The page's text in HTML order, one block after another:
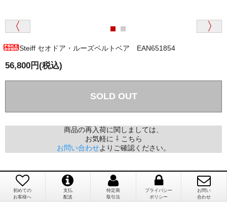
商品が届くまでにはどのくらいの期間がかかります
か？
国内で一度検品をしますので、決済確認後、２～４
週間でのお届けとなります。
（稀に、通関手続き等に時間がかかり、納期が遅れる
注文のキャンセルは可能ですか？
お取り寄せ商品となっておりますため、仕入先へ発
注後のキャンセルは受け付けかねます。
兵庫県 A・K 様 （女性）
「ベアちゃんの紹介分が丁寧に書かれていたこ
と（いつの作品など）」
埼玉県 K・I 様 （女性）
「購入してから商品到着までメールを何度か頂
Steiff セオドア・ルーズベルトベア EAN651854
56,800円(税込)
SOLD OUT
商品の再入荷に関しましては、
お気軽に ⇩ こちら
お問い合わせよりご確認ください。
初めての
お客様へ
支払
配送
特定商
取引法
プライバシー
ポリシー
お問い
合わせ